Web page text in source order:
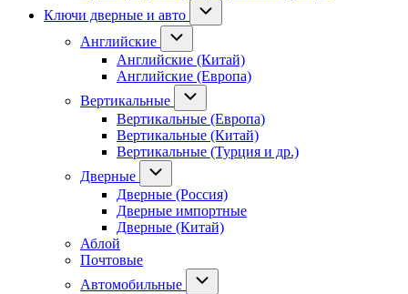
Ключи дверные и авто
Английские
Английские (Китай)
Английские (Европа)
Вертикальные
Вертикальные (Европа)
Вертикальные (Китай)
Вертикальные (Турция и др.)
Дверные
Дверные (Россия)
Дверные импортные
Дверные (Китай)
Аблой
Почтовые
Автомобильные